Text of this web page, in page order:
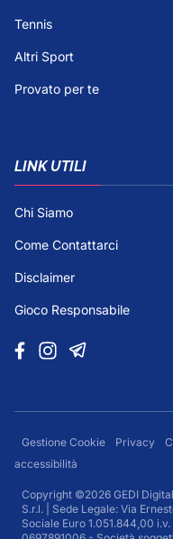
Tennis
Altri Sport
Provato per te
LINK UTILI
Chi Siamo
Come Contattarci
Disclaimer
Gioco Responsabile
Gestione Cookie Privacy
accessibilità
Copyright ©2026 GEDI
S.r.l. | Sede Legale: Via
Sociale Euro 1.051.844,00